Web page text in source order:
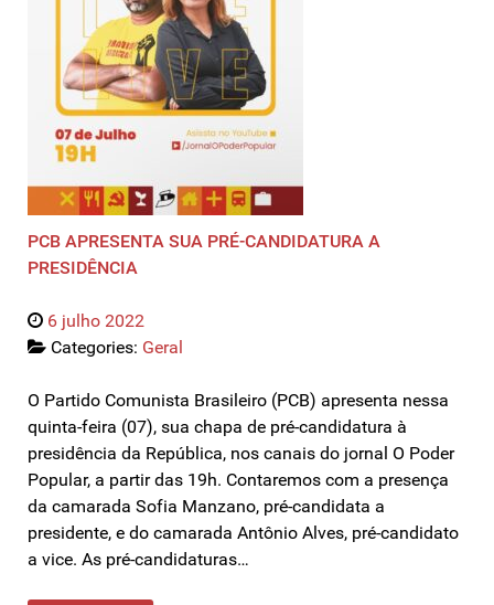
PCB APRESENTA SUA PRÉ-CANDIDATURA A
PRESIDÊNCIA
6 julho 2022
Categories: Geral
O Partido Comunista Brasileiro (PCB) apresenta nessa
quinta-feira (07), sua chapa de pré-candidatura à
presidência da República, nos canais do jornal O Poder
Popular, a partir das 19h. Contaremos com a presença
da camarada Sofia Manzano, pré-candidata a
presidente, e do camarada Antônio Alves, pré-candidato
a vice. As pré-candidaturas…